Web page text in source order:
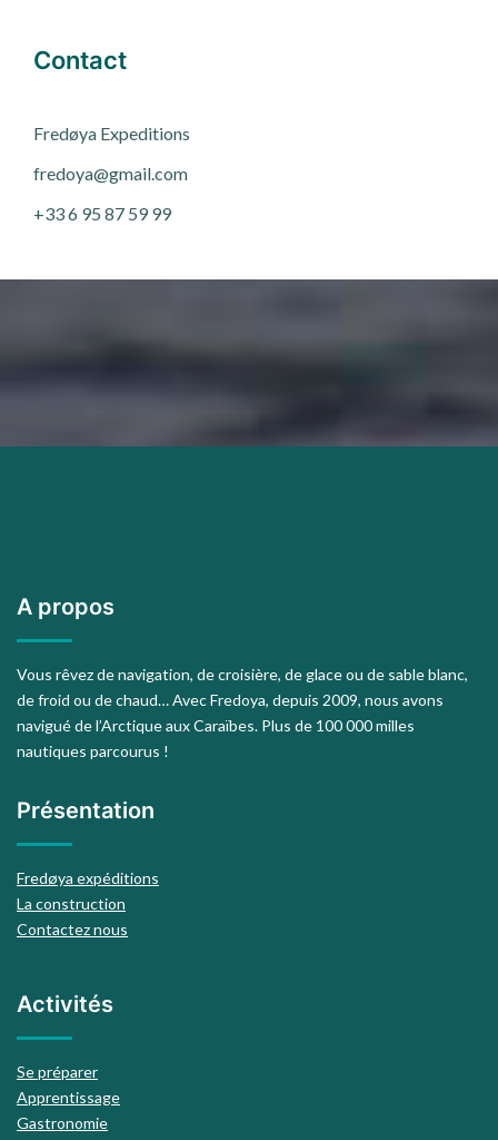
Contact
Fredøya Expeditions
fredoya@gmail.com
+33 6 95 87 59 99
A propos
Vous rêvez de navigation, de croisière, de glace ou de sable blanc,
de froid ou de chaud… Avec Fredoya, depuis 2009, nous avons
navigué de l’Arctique aux Caraïbes. Plus de 100 000 milles
nautiques parcourus !
Présentation
Fredøya expéditions
La construction
Contactez nous
Activités
Se préparer
Apprentissage
Gastronomie